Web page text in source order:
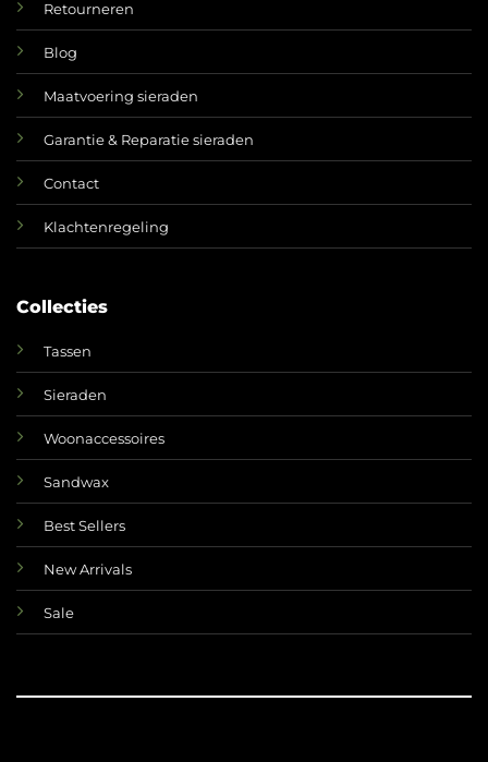
Retourneren
Blog
Maatvoering sieraden
Garantie & Reparatie sieraden
Contact
Klachtenregeling
Collecties
Tassen
Sieraden
Woonaccessoires
Sandwax
Best Sellers
New Arrivals
Sale